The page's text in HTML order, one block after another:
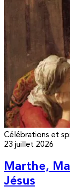
Célébrations et
23 juillet 2026
Marthe,
Jésus